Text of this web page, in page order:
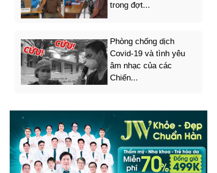
trong đợt...
Phòng chống dịch
Covid-19 và tình yêu
âm nhạc của các
Chiến...